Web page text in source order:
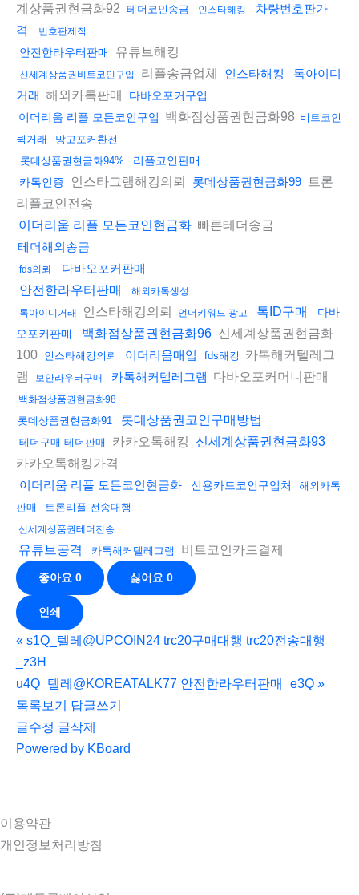
계상품권현금화92 테더코인송금 인스타해킹
차량번호판가
격
번호판제작
안전한라우터판매 유튜브해킹
신세계상품권비트코인구입 리플송금업체 인스타해킹
톡아이디
거래 해외카톡판매
다바오포커구입
이더리움 리플 모든코인구입
백화점상품권현금화98 비트코인
퀵거래
망고포커환전
롯데상품권현금화94%
리플코인판매
카톡인증
인스타그램해킹의뢰 롯데상품권현금화99
트론
리플코인전송
이더리움 리플 모든코인현금화 빠른테더송금
테더해외송금
fds의뢰
다바오포커판매
안전한라우터판매
해외카톡생성
톡아이디거래
인스타해킹의뢰 언더키워드 광고 톡ID구매
다바
오포커판매
백화점상품권현금화96 신세계상품권현금화
100 인스타해킹의뢰 이더리움매입 fds해킹
카톡해커텔레그
램
보안라우터구매 카톡해커텔레그램 다바오포커머니판매
백화점상품권현금화98
롯데상품권현금화91 롯데상품권코인구매방법
테더구매 테더판매 카카오톡해킹 신세계상품권현금화93
카카오톡해킹가격
이더리움 리플 모든코인현금화 신용카드코인구입처
해외카톡
판매
트론리플 전송대행
신세계상품권테더전송
유튜브공격 카톡해커텔레그램 비트코인카드결제
좋아요 0 싫어요 0
인쇄
« s1Q_텔레@UPCOIN24 trc20구매대행 trc20전송대행
_z3H
u4Q_텔레@KOREATALK77 안전한라우터판매_e3Q »
목록보기 답글쓰기
글수정 글삭제
Powered by KBoard
이용약관
개인정보처리방침